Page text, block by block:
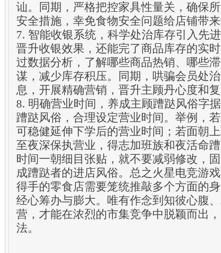
讪。同期，严格把控家具性量关，确保
安全措施，幸免食物安全问题给店铺带
7. 智能收银系统，科学处治库存引入先
晋升收银效果，还能完了商品库存的实
过数据分析，了解哪些商品热销、哪些
谋，减少库存积压。同期，哄骗会员处
息，开展精确营销，晋升主顾丹心度和
8. 明确营业时间，养成主顾蹧跶风俗字
蹧跶风俗，合理设定营业时间。举例，
可稳健延伸下学后的营业时间；若面朝
至夜深保执营业，得志加班族和夜活命
时间一朝细目张贴，就不要减弱修改，
成蹧跶者的进店风俗。总之火星电竞游
得手的零食店需要笼统推敲多个方面的
经心筹办与膨大。唯有作念到知彼心腹
营，才能在浓烈的市集竞争中脱颖而出
法。